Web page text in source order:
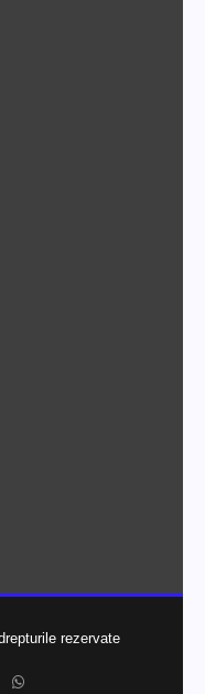
rezervate
WhatsApp